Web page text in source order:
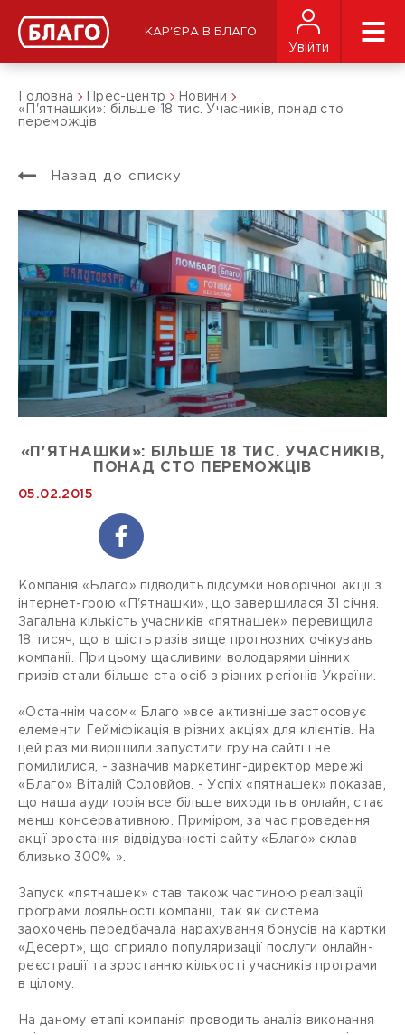
КАР'ЄРА В БЛАГО
Увійти
Головна Прес-центр
Новини
«П'ятнашки»: більше 18 тис. Учасників, понад сто
переможців
Назад до списку
«П'ЯТНАШКИ»: БІЛЬШЕ 18 ТИС. УЧАСНИКІВ,
ПОНАД СТО ПЕРЕМОЖЦІВ
05.02.2015
Компанія «Благо» підводить підсумки новорічної акції з
інтернет-грою «П'ятнашки», що завершилася 31 січня.
Загальна кількість учасників «пятнашек» перевищила
18 тисяч, що в шість разів вище прогнозних очікувань
компанії. При цьому щасливими володарями цінних
призів стали більше ста осіб з різних регіонів України.
«Останнім часом« Благо »все активніше застосовує
елементи Гейміфікація в різних акціях для клієнтів. На
цей раз ми вирішили запустити гру на сайті і не
помилилися, - зазначив маркетинг-директор мережі
«Благо» Віталій Соловйов. - Успіх «пятнашек» показав,
що наша аудиторія все більше виходить в онлайн, стає
менш консервативною. Приміром, за час проведення
акції зростання відвідуваності сайту «Благо» склав
близько 300% ».
Запуск «пятнашек» став також частиною реалізації
програми лояльності компанії, так як система
заохочень передбачала нарахування бонусів на картки
«Десерт», що сприяло популяризації послуги онлайн-
реєстрації та зростанню кількості учасників програми
в цілому.
На даному етапі компанія проводить аналіз виконання